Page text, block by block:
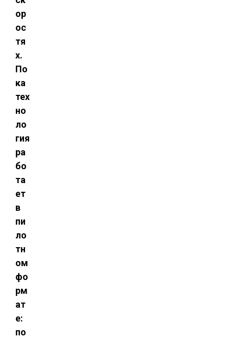
ор
ос
тя
х.
По
ка
тех
но
ло
гия
ра
бо
та
ет
в
пи
ло
тн
ом
фо
рм
ат
е:
по